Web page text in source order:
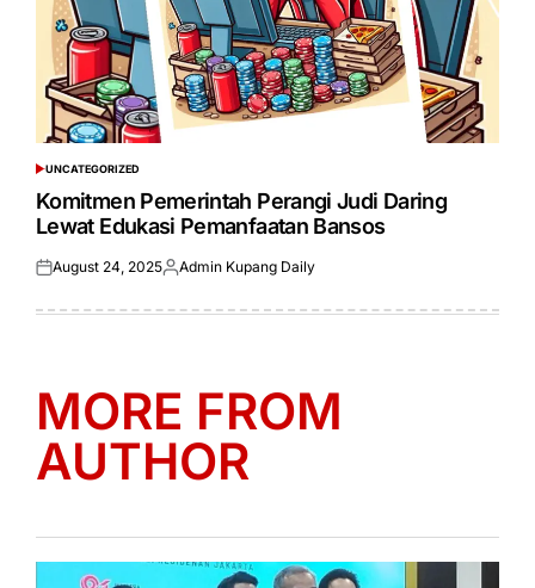
POSTED
IN
UNCATEGORIZED
Komitmen Pemerintah Perangi Judi Daring
Lewat Edukasi Pemanfaatan Bansos
Posted
August 24, 2025Posted
Admin Kupang Daily
MORE FROM
AUTHOR